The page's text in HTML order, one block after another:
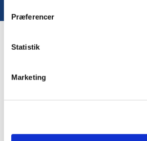
Præferencer
Statistik
Marketing